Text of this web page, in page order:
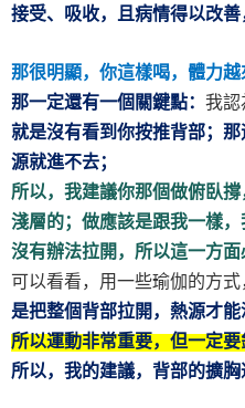
接受、吸收，且病情得以改善
那很明顯，你這樣喝，體力越
那一定還有一個關鍵點： 我認
就是沒有看到你按推背部；
源就進不去；
所以，我建議你那個做俯臥
淺層的；做應該是跟我一樣
沒有辦法拉開，所以這一方面
可以看看，用一些瑜伽的方式
是把整個背部拉開，熱源才能
所以運動非常重要，但一定
所以，我的建議，背部的擴胸